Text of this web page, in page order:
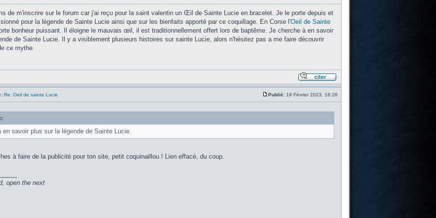
de m'inscrire sur le forum car j'ai reçu pour la saint valentin un Œil de Sainte Lucie en bracelet. Je le porte depuis et
pour la légende de Sainte Lucie ainsi que sur les bienfaits apporté par ce coquillage. En Corse l'Oeil de Sainte
bonheur puissant. Il éloigne le mauvais œil, il est traditionnellement offert lors de baptême. Je cherche à en savoir
de Sainte Lucie. Il y a visiblement plusieurs histoires sur sainte Lucie, alors n'hésitez pas a me faire découvrir
ce mythe
Re: Oeil de sainte Lucie Publié:19 Février 2023, 18:26
en savoir plus sur la légende de Sainte Lucie.
à faire de la publicité pour ton site, petit coquinaillou ! Lien effacé, du coup.
open the next